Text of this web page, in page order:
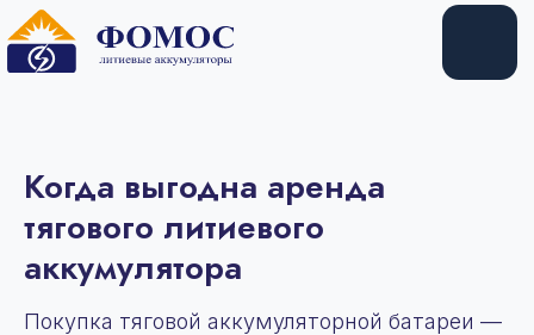
Купить Арендовать
Когда выгодна аренда
тягового литиевого
аккумулятора
Покупка тяговой аккумуляторной батареи —